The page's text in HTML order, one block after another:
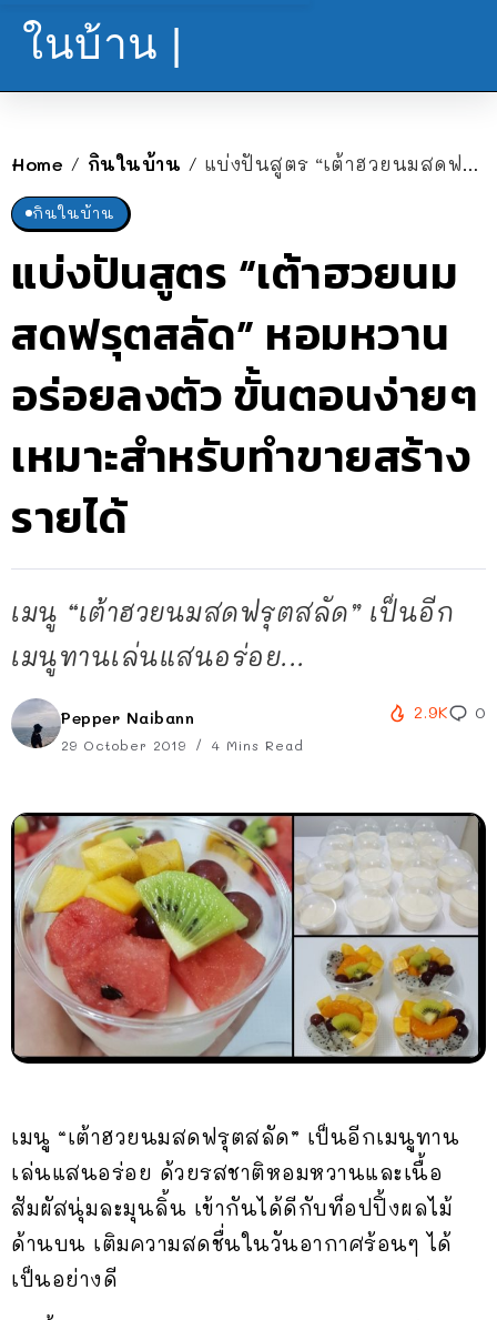
ในบ้าน |
Home / กินในบ้าน / แบ่งปันสูตร “เต้าฮวยนมสดฟรุตสลัด” หอมหวานอร่อยลงตัว ขั้นตอนง่ายๆ เหมาะสำหรับทำขายสร้างรายได้
กินในบ้าน
แบ่งปันสูตร “เต้าฮวยนม
สดฟรุตสลัด” หอมหวาน
อร่อยลงตัว ขั้นตอนง่ายๆ
เหมาะสำหรับทำขายสร้าง
รายได้
เมนู “เต้าฮวยนมสดฟรุตสลัด” เป็นอีก
เมนูทานเล่นแสนอร่อย...
Pepper Naibann
29 October 2019 4 Mins Read
2.9K 0
เมนู “เต้าฮวยนมสดฟรุตสลัด” เป็นอีกเมนูทาน
เล่นแสนอร่อย ด้วยรสชาติหอมหวานและเนื้อ
สัมผัสนุ่มละมุนลิ้น เข้ากันได้ดีกับท็อปปิ้งผลไม้
ด้านบน เติมความสดชื่นในวันอากาศร้อนๆ ได้
เป็นอย่างดี